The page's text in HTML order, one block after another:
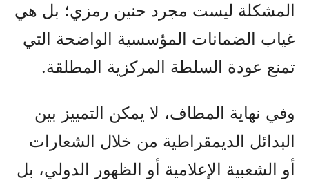
المشكلة ليست مجرد حنين رمزي؛ بل هي
غياب الضمانات المؤسسية الواضحة التي
تمنع عودة السلطة المركزية المطلقة.
وفي نهاية المطاف، لا يمكن التمييز بين
البدائل الديمقراطية من خلال الشعارات
أو الشعبية الإعلامية أو الظهور الدولي، بل